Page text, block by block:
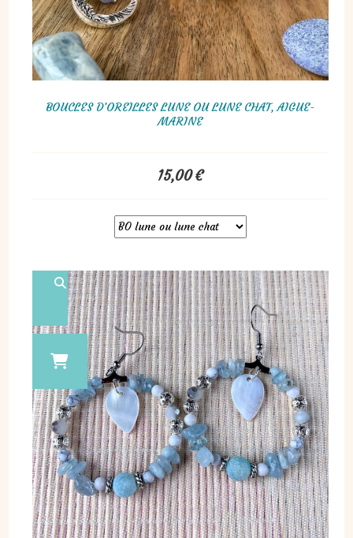
BOUCLES D’OREILLES LUNE OU LUNE CHAT, AIGUE-
MARINE
15,00€